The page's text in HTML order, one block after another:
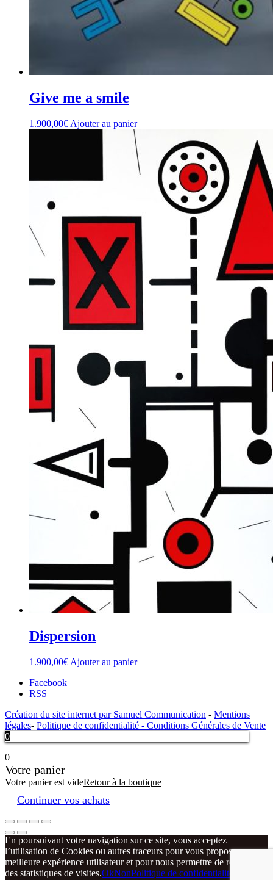
Give me a smile
1.900,00€ Ajouter au panier
Dispersion
1.900,00€ Ajouter au panier
Facebook
RSS
Création du site internet par Samuel Communication - Mentions
légales- Politique de confidentialité - Conditions Générales de Vente
0
0
Votre panier
Votre panier est videRetour à la boutique
Continuer vos achats
En poursuivant votre navigation sur ce site, vous acceptez
l’utilisation de Cookies ou autres traceurs pour vous proposer une
meilleure expérience utilisateur et pour nous permettre de réaliser
des statistiques de visites.OkNonPolitique de confidentialité